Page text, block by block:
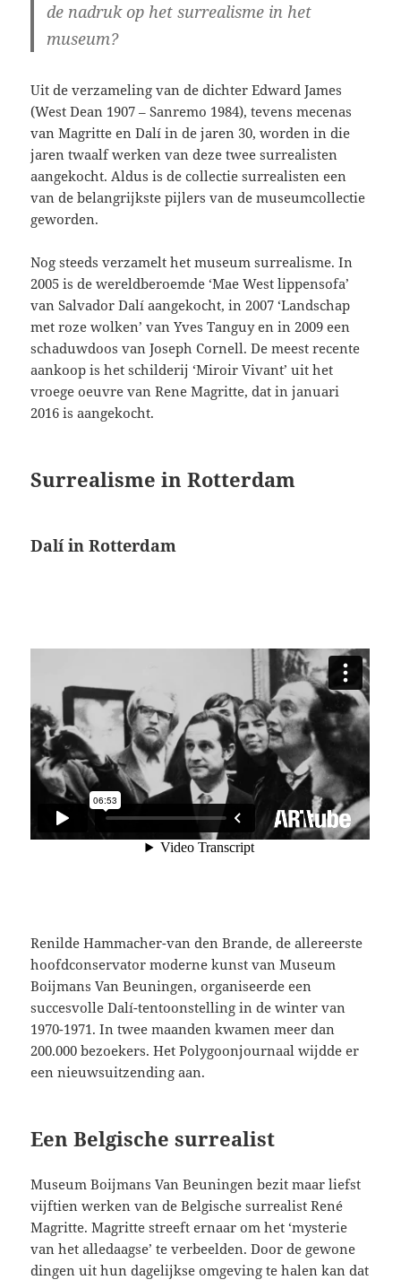
de nadruk op het surrealisme in het
museum?
Uit de verzameling van de dichter Edward James
(West Dean 1907 – Sanremo 1984), tevens mecenas
van Magritte en Dalí in de jaren 30, worden in die
jaren twaalf werken van deze twee surrealisten
aangekocht. Aldus is de collectie surrealisten een
van de belangrijkste pijlers van de museumcollectie
geworden.
Nog steeds verzamelt het museum surrealisme. In
2005 is de wereldberoemde ‘Mae West lippensofa’
van Salvador Dalí aangekocht, in 2007 ‘Landschap
met roze wolken’ van Yves Tanguy en in 2009 een
schaduwdoos van Joseph Cornell. De meest recente
aankoop is het schilderij ‘Miroir Vivant’ uit het
vroege oeuvre van Rene Magritte, dat in januari
2016 is aangekocht.
Surrealisme in Rotterdam
Dalí in Rotterdam
Renilde Hammacher-van den Brande, de allereerste
hoofdconservator moderne kunst van Museum
Boijmans Van Beuningen, organiseerde een
succesvolle Dalí-tentoonstelling in de winter van
1970-1971. In twee maanden kwamen meer dan
200.000 bezoekers. Het Polygoonjournaal wijdde er
een nieuwsuitzending aan.
Een Belgische surrealist
Museum Boijmans Van Beuningen bezit maar liefst
vijftien werken van de Belgische surrealist René
Magritte. Magritte streeft ernaar om het ‘mysterie
van het alledaagse’ te verbeelden. Door de gewone
dingen uit hun dagelijkse omgeving te halen kan dat